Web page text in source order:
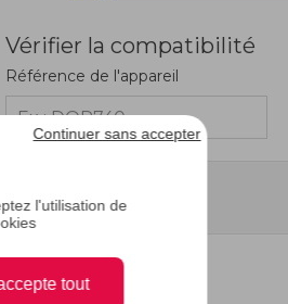
l'utilisation de
tout
Continuer sans accepter
Vérifier la compatibilité
Référence de l'appareil